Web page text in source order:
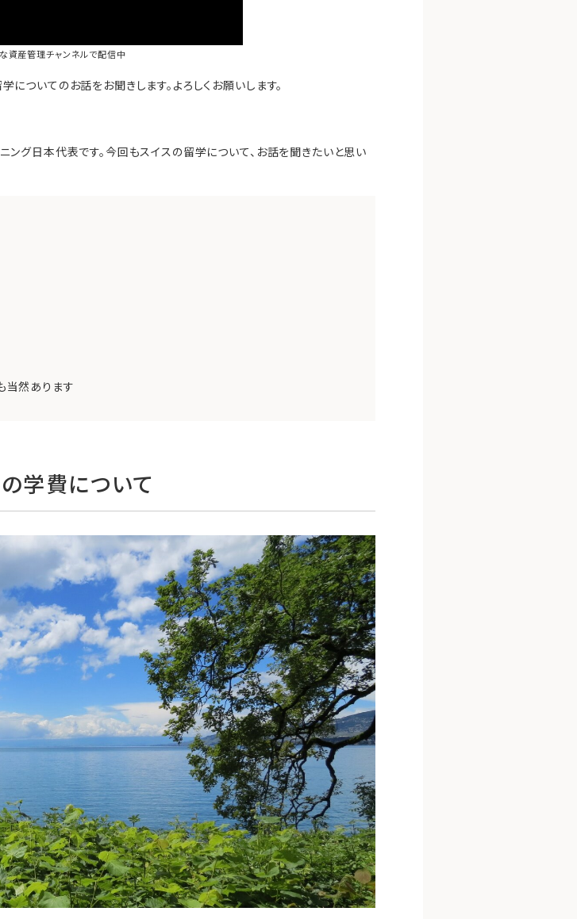
資産管理チャンネルで配信中
ついてのお話をお聞きします。よろしくお願いします。
ング日本代表です。今回もスイスの留学について、お話を聞きたいと思い
当然あります
学費について